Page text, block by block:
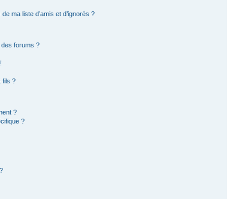
ma liste d’amis et d’ignorés ?
forums ?
fils ?
?
?